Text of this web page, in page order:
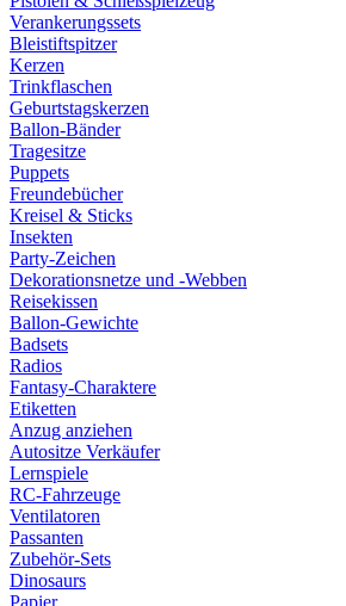
Verankerungssets
Bleistiftspitzer
Kerzen
Trinkflaschen
Geburtstagskerzen
Ballon-Bänder
Tragesitze
Puppets
Freundebücher
Kreisel & Sticks
Insekten
Party-Zeichen
Dekorationsnetze und -Webben
Reisekissen
Ballon-Gewichte
Badsets
Radios
Fantasy-Charaktere
Etiketten
Anzug anziehen
Autositze Verkäufer
Lernspiele
RC-Fahrzeuge
Ventilatoren
Passanten
Zubehör-Sets
Dinosaurs
Papier